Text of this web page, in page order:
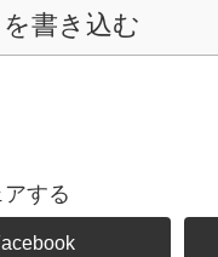
書き込む
アする